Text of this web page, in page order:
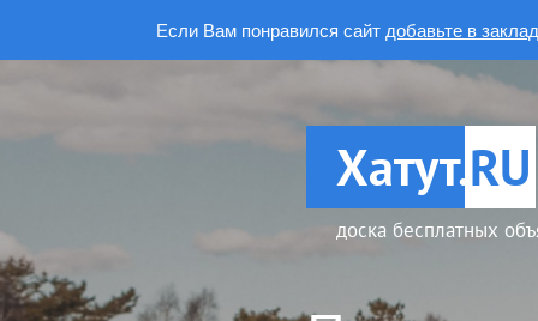
Если Вам понравился сайт добавьте в
Хатут.RU
доска бесплатных